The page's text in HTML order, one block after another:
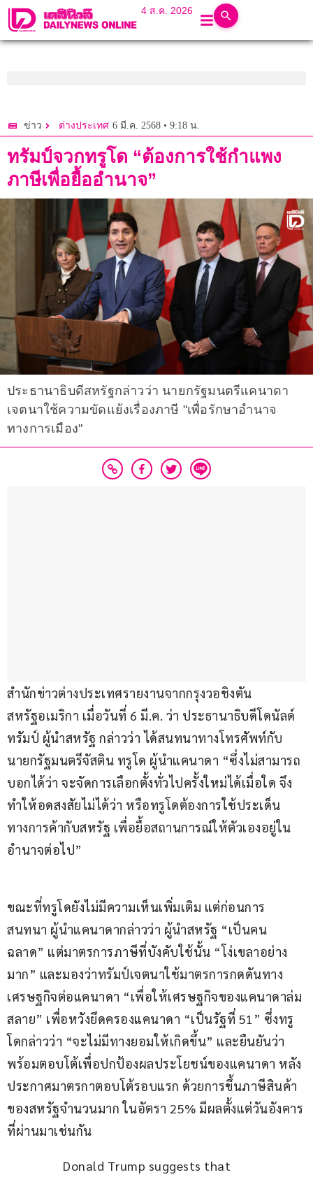
4 ส.ค. 2026
ข่าว ต่างประเทศ 6 มี.ค. 2568 • 9:18 น.
ทรัมป์จวกทรูโด “ต้องการใช้กำแพง
ภาษีเพื่อยื้ออำนาจ”
ประธานาธิบดีสหรัฐกล่าวว่า นายกรัฐมนตรีแคนาดา
เจตนาใช้ความขัดแย้งเรื่องภาษี "เพื่อรักษาอำนาจ
ทางการเมือง"
สำนักข่าวต่างประเทศรายงานจากกรุงวอชิงตัน
สหรัฐอเมริกา เมื่อวันที่ 6 มี.ค. ว่า ประธานาธิบดีโดนัลด์
ทรัมป์ ผู้นำสหรัฐ กล่าวว่า ได้สนทนาทางโทรศัพท์กับ
นายกรัฐมนตรีจัสติน ทรูโด ผู้นำแคนาดา “ซึ่งไม่สามารถ
บอกได้ว่า จะจัดการเลือกตั้งทั่วไปครั้งใหม่ได้เมื่อใด จึง
ทำให้อดสงสัยไม่ได้ว่า หรือทรูโดต้องการใช้ประเด็น
ทางการค้ากับสหรัฐ เพื่อยื้อสถานการณ์ให้ตัวเองอยู่ใน
อำนาจต่อไป”
ขณะที่ทรูโดยังไม่มีความเห็นเพิ่มเติม แต่ก่อนการ
สนทนา ผู้นำแคนาดากล่าวว่า ผู้นำสหรัฐ “เป็นคน
ฉลาด” แต่มาตรการภาษีที่บังคับใช้นั้น “โง่เขลาอย่าง
มาก” และมองว่าทรัมป์เจตนาใช้มาตรการกดดันทาง
เศรษฐกิจต่อแคนาดา “เพื่อให้เศรษฐกิจของแคนาดาล่ม
สลาย” เพื่อหวังยึดครองแคนาดา “เป็นรัฐที่ 51” ซึ่งทรู
โดกล่าวว่า “จะไม่มีทางยอมให้เกิดขึ้น” และยืนยันว่า
พร้อมตอบโต้เพื่อปกป้องผลประโยชน์ของแคนาดา หลัง
ประกาศมาตรกาตอบโต้รอบแรก ด้วยการขึ้นภาษีสินค้า
ของสหรัฐจำนวนมาก ในอัตรา 25% มีผลตั้งแต่วันอังคาร
ที่ผ่านมาเช่นกัน
Donald Trump suggests that